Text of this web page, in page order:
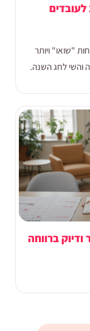
טרנדים מובילים במתנות פסח 2026 לעובדים
"שואו" ויותר
ברווחה